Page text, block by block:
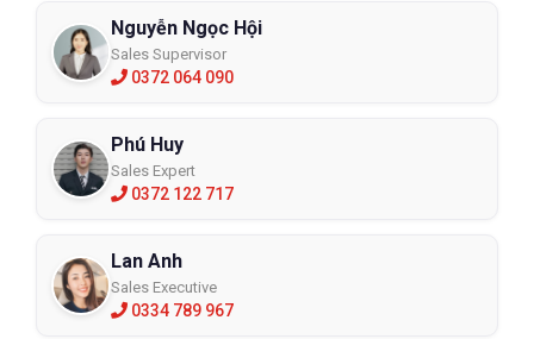
Nguyễn Ngọc Hội
Sales Supervisor
0372 064 090
Phú Huy
Sales Expert
0372 122 717
Lan Anh
Sales Executive
0334 789 967